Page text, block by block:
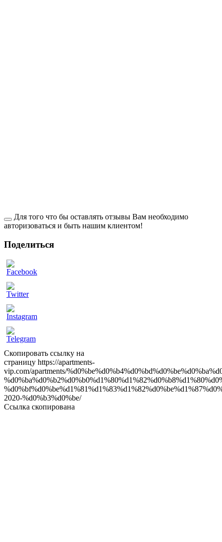
Для того что бы оставлять отзывы Вам необходимо
авторизоваться и быть нашим клиентом!
Поделиться
Скопировать ссылку на
страницу https://apartments-
vip.com/apartments/
2020-%d0%b3%d0%be/
Ссылка скопирована